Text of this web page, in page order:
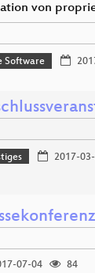
von
Software
2017-
07-04
84